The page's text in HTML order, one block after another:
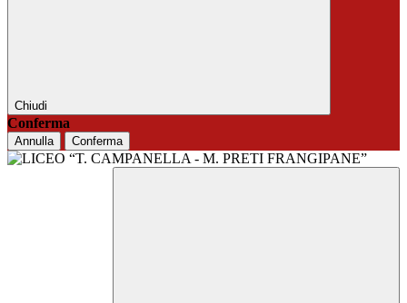
Chiudi
Conferma
Annulla Conferma